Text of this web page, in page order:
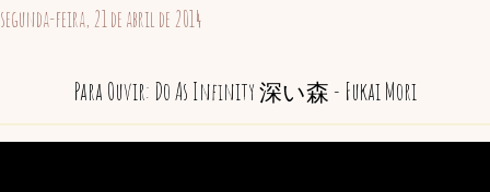
segunda-feira, 21 de abril de 2014
Para Ouvir: Do As Infinity 深い森 - Fukai Mori